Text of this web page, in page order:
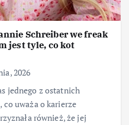
Schreiber we freak
jest tyle, co kot
2026
jednego z ostatnich
co uważa o karierze
również, że jej